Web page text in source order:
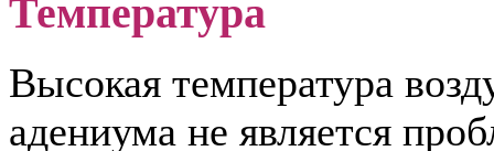
Температура
Высокая температура
адениума не является